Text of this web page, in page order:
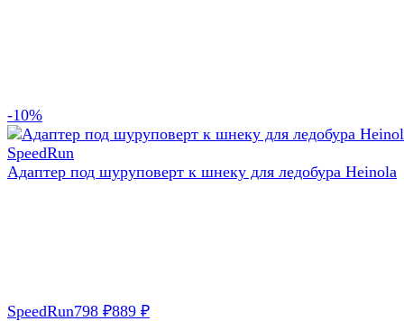
-10%
Адаптер под шуруповерт к шнеку для ледобура Heinola
SpeedRun798 ₽889 ₽